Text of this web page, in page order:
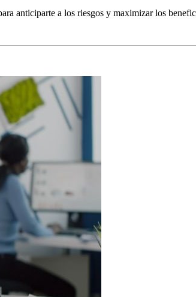
anticiparte a los riesgos y maximizar los